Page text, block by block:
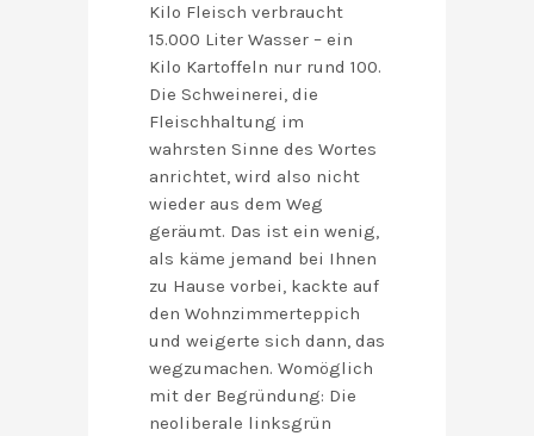
Kilo Fleisch verbraucht
15.000 Liter Wasser – ein
Kilo Kartoffeln nur rund 100.
Die Schweinerei, die
Fleischhaltung im
wahrsten Sinne des Wortes
anrichtet, wird also nicht
wieder aus dem Weg
geräumt. Das ist ein wenig,
als käme jemand bei Ihnen
zu Hause vorbei, kackte auf
den Wohnzimmerteppich
und weigerte sich dann, das
wegzumachen. Womöglich
mit der Begründung: Die
neoliberale linksgrün